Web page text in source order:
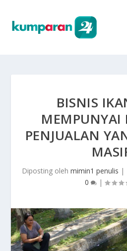
BISNIS
MEMPUNYAI
PENJUALAN
Diposting oleh mimin1 penulis |
0
|